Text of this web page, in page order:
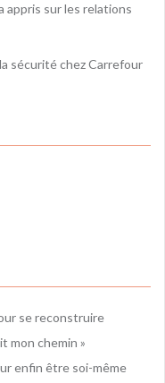
appris sur les relations
sécurité chez Carrefour
se reconstruire
mon chemin »
enfin être soi-même